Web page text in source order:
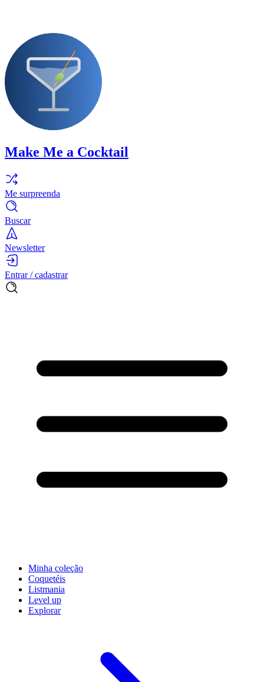
Make Me a Cocktail
Me surpreenda
Buscar
Newsletter
Entrar / cadastrar
Minha coleção
Coquetéis
Listmania
Level up
Explorar